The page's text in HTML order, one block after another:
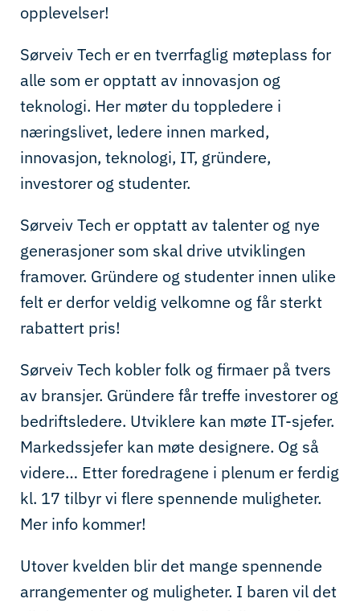
opplevelser!
Sørveiv Tech er en tverrfaglig møteplass for
alle som er opptatt av innovasjon og
teknologi. Her møter du toppledere i
næringslivet, ledere innen marked,
innovasjon, teknologi, IT, gründere,
investorer og studenter.
Sørveiv Tech er opptatt av talenter og nye
generasjoner som skal drive utviklingen
framover. Gründere og studenter innen ulike
felt er derfor veldig velkomne og får sterkt
rabattert pris!
Sørveiv Tech kobler folk og firmaer på tvers
av bransjer. Gründere får treffe investorer og
bedriftsledere. Utviklere kan møte IT-sjefer.
Markedssjefer kan møte designere. Og så
videre… Etter foredragene i plenum er ferdig
kl. 17 tilbyr vi flere spennende muligheter.
Mer info kommer!
Utover kvelden blir det mange spennende
arrangementer og muligheter. I baren vil det